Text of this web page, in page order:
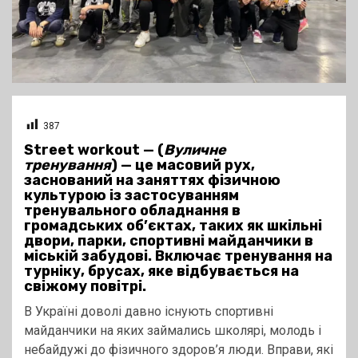
387
Street workout — (Вуличне
тренування) — це масовий рух,
заснований на заняттях фізичною
культурою із застосуванням
тренувального обладнання в
громадських об’єктах, таких як шкільні
двори, парки, спортивні майданчики в
міській забудові. Включає тренування на
турніку, брусах, яке відбувається на
свіжому повітрі.
В Україні доволі давно існують спортивні
майданчики на яких займались школярі, молодь і
небайдужі до фізичного здоров’я люди. Вправи, які